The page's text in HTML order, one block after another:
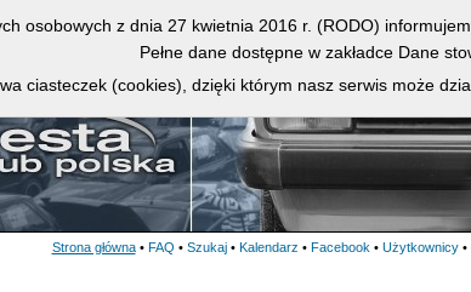
Strona główna • FAQ • Szukaj • Kalendarz • Facebook • Użytkownicy •
osobowych z dnia 27 kwietnia 2016 r. (RODO)
Pełne dane dostępne w zakładce Dane
ciasteczek (cookies), dzięki którym nasz serwis może